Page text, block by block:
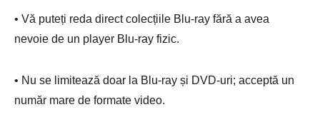
• Vă puteți reda direct colecțiile Blu-ray fără a avea
nevoie de un player Blu-ray fizic.
• Nu se limitează doar la Blu-ray și DVD-uri; acceptă un
număr mare de formate video.